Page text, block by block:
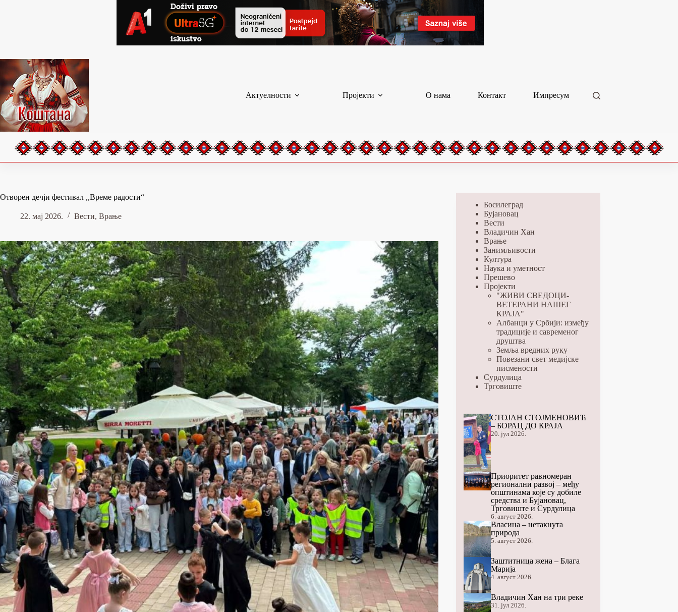
Актуелности Пројекти О нама Контакт Импресум
Отворен дечји фестивал ,,Време радости“
22. мај 2026. Вести, Врање
Босилеград
Бујановац
Вести
Владичин Хан
Врање
Занимљивости
Култура
Наука и уметност
Прешево
Пројекти
"ЖИВИ СВЕДОЦИ-
ВЕТЕРАНИ НАШЕГ
КРАЈА"
Албанци у Србији: између
традиције и савременог
друштва
Земља вредних руку
Повезани свет медијске
писмености
Сурдулица
Трговиште
СТОЈАН СТОЈМЕНОВИЋ
– БОРАЦ ДО КРАЈА
20. јул 2026.
Приоритет равномеран
регионални развој – међу
општинама које су добиле
средства и Бујановац,
Трговиште и Сурдулица
6. август 2026.
Власина – нетакнута
природа
5. август 2026.
Заштитница жена – Блага
Марија
4. август 2026.
Владичин Хан на три реке
31. јул 2026.